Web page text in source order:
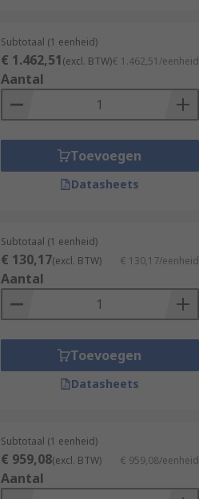
Subtotaal (1 eenheid)
€ 1.462,51(excl. BTW)€ 1.462,51/eenheid
Aantal
Toevoegen
Datasheets
Subtotaal (1 eenheid)
€ 130,17(excl. BTW) € 130,17/eenheid
Aantal
Toevoegen
Datasheets
Subtotaal (1 eenheid)
€ 959,08(excl. BTW) € 959,08/eenheid
Aantal